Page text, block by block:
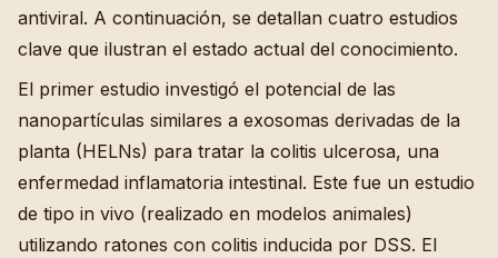
antiviral. A continuación, se detallan cuatro estudios
clave que ilustran el estado actual del conocimiento.
El primer estudio investigó el potencial de las
nanopartículas similares a exosomas derivadas de la
planta (HELNs) para tratar la colitis ulcerosa, una
enfermedad inflamatoria intestinal. Este fue un estudio
de tipo in vivo (realizado en modelos animales)
utilizando ratones con colitis inducida por DSS. El